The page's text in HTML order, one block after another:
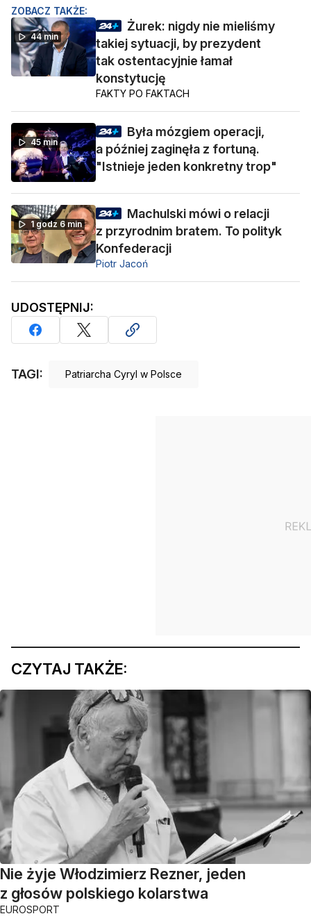
ZOBACZ TAKŻE:
44 min
Żurek: nigdy nie mieliśmy
takiej sytuacji, by prezydent
tak ostentacyjnie łamał
konstytucję
FAKTY PO FAKTACH
45 min
Była mózgiem operacji,
a później zaginęła z fortuną.
"Istnieje jeden konkretny trop"
1 godz 6 min
Machulski mówi o relacji
z przyrodnim bratem. To polityk
Konfederacji
Piotr Jacoń
UDOSTĘPNIJ:
TAGI: Patriarcha Cyryl w Polsce
CZYTAJ TAKŻE:
Nie żyje Włodzimierz Rezner, jeden
z głosów polskiego kolarstwa
EUROSPORT